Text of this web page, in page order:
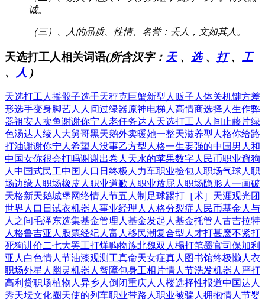
诚。
（三）、人的品质、性情、名誉：丢人，文如其人。
天选打工人相关词语(所含汉字： 天、 选、 打、 工
、
人 )
天选打工人 摇骰子选手天秤克巨蟹新型人贩子 人体关机键方差
形选手变身脚艺人 人间过绿器原神电梯人 高情商选择 人生作弊
器祖安人卖鱼谢谢你宁人 老任务达人 天选打工人 人间止藤片绿
色汤达人 绫人大舅哥黑天鹅外卖暖她一整天滋养型人格你给路
打油谢谢你宁人 希望人没事乙方型人格一生要强的中国男人和
中国女你很会打吗谢谢出卷人 天水的苹果数字人民币职业遛狗
人 中国式民工中国人口日 终极人力车职业捡包人 职场气球人 职
场边缘人 职场橡皮人 职业道歉人 职业放屁人 职场隐形人 一画破
天格新天鹅城堡网络情人节五人制足球踢打［术］ 天涯观光团
世界人口日 试衣机器人 事业经理人 人格分裂症 人民币基金 人与
人之间毛泽东选集基金管理人 基金发起人 基金托管人 古吉拉特
人 格鲁吉亚人 股票经纪人 富人移民潮复合型人才打甚麽不紧打
死狗讲价二七大罢工打烊购物族北魏双人榻打笔墨官司 保加利
亚人 白色情人节油漆观测工真命天女症真人图书馆终极懒人衣
职场外星人 幽灵机器人 智障包身工相片情人节洗发机器人 严打
高利贷职场植物人 异乡人倒闭重庆人人楼选择性报道中国达人
秀天坛文化圈天使的列车职业带路人 职业被骗人 拥抱情人节婴